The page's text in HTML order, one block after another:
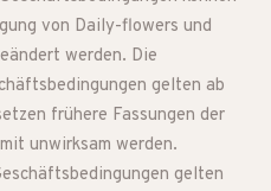
von Daily-flowers und
werden. Die
gelten ab
frühere Fassungen der
unwirksam werden.
gelten